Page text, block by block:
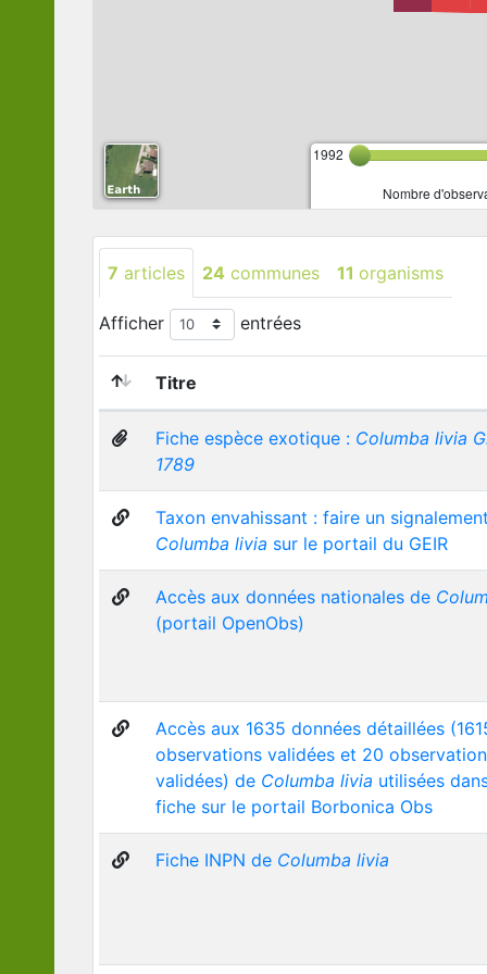
1992
Nombre
7 articles 24 communes 11 organisms
Afficher entrées
Titre
Fiche espèce exotique : Columba livia
1789
Taxon envahissant : faire un
Columba livia sur le portail du GEIR
Accès aux données nationales de
(portail OpenObs)
Accès aux 1635 données détaillées
observations validées et 20
validées) de Columba livia utilisées
fiche sur le portail Borbonica Obs
Fiche INPN de Columba livia